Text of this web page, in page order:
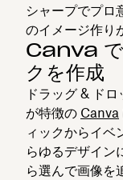
シャープでプロ
のイメージ作り
Canva で
クを作成
ドラッグ & ド
が特徴の Canva
ィックからイベ
らゆるデザイン
ら選んで画像を